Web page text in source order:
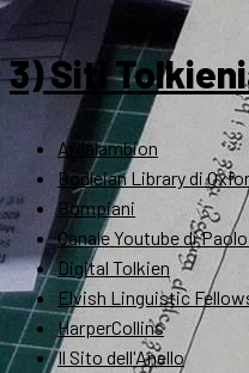
3) Siti
Ardalambion
Bodleian Library di
Bompiani
Canale Youtube di
Digital Tolkien
Elvish Linguistic
HarperCollins
Il Sito dell'Anello